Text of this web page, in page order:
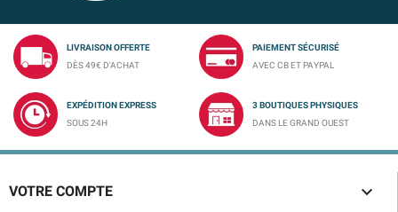
LIVRAISON OFFERTE
DÈS 49€ D'ACHAT
PAIEMENT SÉCURISÉ
AVEC CB ET PAYPAL
EXPÉDITION EXPRESS
SOUS 24H
3 BOUTIQUES PHYSIQUES
DANS LE GRAND OUEST
VOTRE COMPTE 